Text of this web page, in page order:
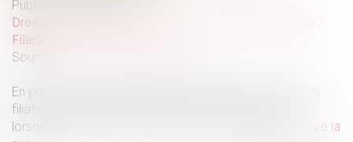
Publié le :
Droit de la famille, des personnes et de leur patrimoine
Filiation
Source :
En principe, une décision étrangère établissant un lien de
filiation produit ses effets en France sans exequatur
lorsqu'elle ne nécessite aucune mesure d'exécution...
Lire la